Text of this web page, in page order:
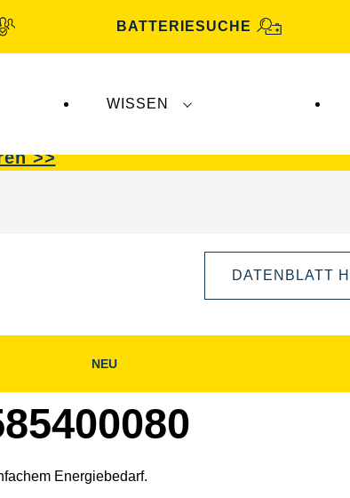
BATTERIESUCHE
WISSEN
>>
DATENBLATT
NEU
Energiebedarf.